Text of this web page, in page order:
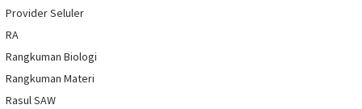
Provider Seluler
RA
Rangkuman Biologi
Rangkuman Materi
Rasul SAW